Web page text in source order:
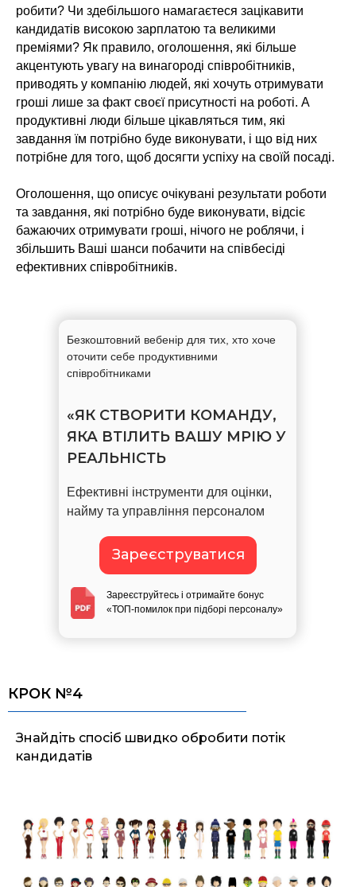
робити? Чи здебільшого намагаєтеся зацікавити
кандидатів високою зарплатою та великими
преміями? Як правило, оголошення, які більше
акцентують увагу на винагороді співробітників,
приводять у компанію людей, які хочуть отримувати
гроші лише за факт своєї присутності на роботі. А
продуктивні люди більше цікавляться тим, які
завдання їм потрібно буде виконувати, і що від них
потрібне для того, щоб досягти успіху на своїй посаді.
Оголошення, що описує очікувані результати роботи
та завдання, які потрібно буде виконувати, відсіє
бажаючих отримувати гроші, нічого не роблячи, і
збільшить Ваші шанси побачити на співбесіді
ефективних співробітників.
«ЯК СТВОРИТИ КОМАНДУ,
ЯКА ВТІЛИТЬ ВАШУ МРІЮ У
РЕАЛЬНІСТЬ
Безкоштовний вебенір для тих, хто хоче
оточити себе продуктивними
співробітниками
Зареєструватися
Ефективні інструменти для оцінки,
найму та управління персоналом
Зареєструйтесь і отримайте бонус
«ТОП-помилок при підборі персоналу»
КРОК №4
Знайдіть спосіб швидко обробити потік
кандидатів